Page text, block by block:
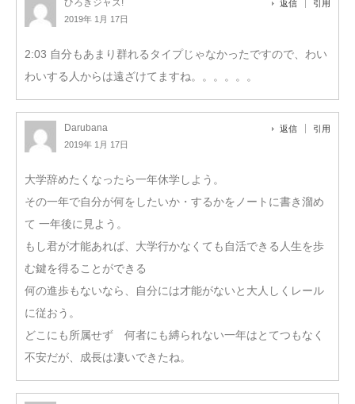
2019年 1月 17日
返信 引用
2:03 自分もあまり群れるタイプじゃなかったですので、わい
わいする人からは遠ざけてますね。。。。。。
Darubana
2019年 1月 17日
返信 引用
大学辞めたくなったら一年休学しよう。
その一年で自分が何をしたいか・するかをノートに書き溜め
て 一年後に見よう。
もし君が才能あれば、大学行かなくても自活できる人生を歩
む鍵を得ることができる
何の進歩もないなら、自分には才能がないと大人しくレール
に従おう。
どこにも所属せず 何者にも縛られない一年はとてつもなく
不安だが、成長は凄いできたね。